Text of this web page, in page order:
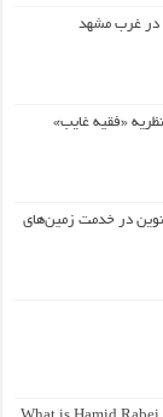
در غرب مشهد
«فقیه غایب»
نوین در خدمت زمین‌های